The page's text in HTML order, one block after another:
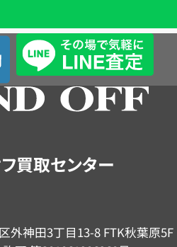
買取センター
外神田3丁目13-8 FTK秋葉原5F